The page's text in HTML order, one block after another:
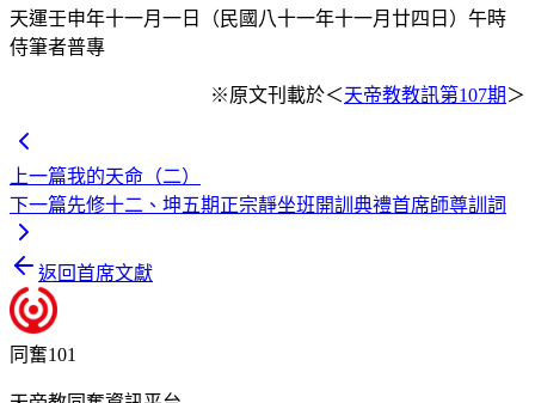
天運壬申年十一月一日（民國八十一年十一月廿四日）午時
侍筆者普專
※原文刊載於＜天帝教教訊第107期 ＞
上一篇我的天命（二）
下一篇先修十二、坤五期正宗靜坐班開訓典禮首席師尊訓詞
返回首席文獻
同奮101